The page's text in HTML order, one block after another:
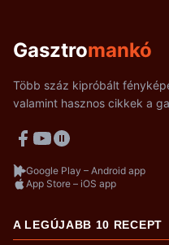
Gasztromankó
Több száz kipróbált
valamint hasznos cikkek a
Google Play – Android app
App Store – iOS app
A LEGÚJABB 10 RECEPT